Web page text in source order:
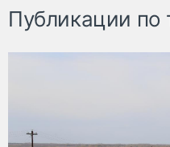
Публикации по